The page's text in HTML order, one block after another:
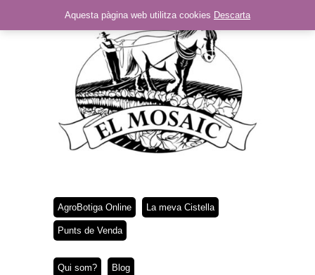
AgroBotiga Online La meva Cistella
Punts de Venda
Qui som? Blog
Aquesta pàgina web utilitza cookies Descarta